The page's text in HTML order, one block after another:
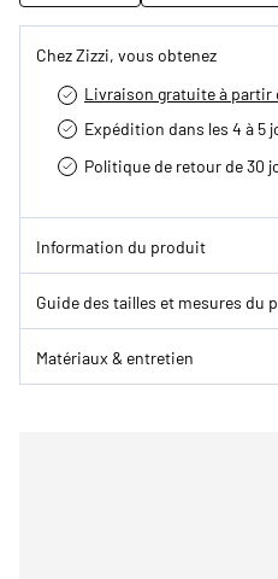
Chez Zizzi, vous obtenez
Livraison gratuite à partir
Expédition dans les 4 à 5
Politique de retour de 30
Information du produit
Guide des tailles et mesures du
Matériaux & entretien